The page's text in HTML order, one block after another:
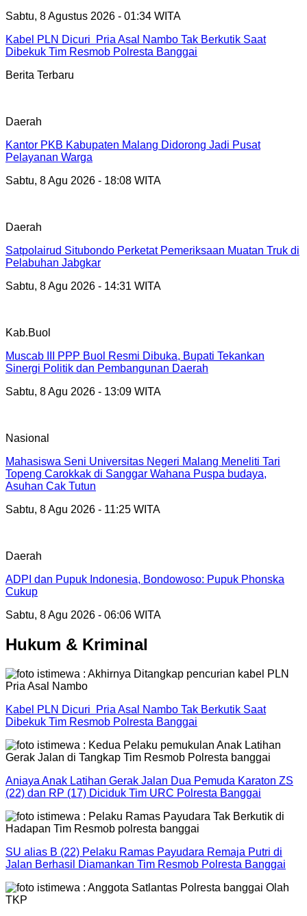
Sabtu, 8 Agustus 2026 - 01:34 WITA
Kabel PLN Dicuri Pria Asal Nambo Tak Berkutik Saat
Dibekuk Tim Resmob Polresta Banggai
Berita Terbaru
Daerah
Kantor PKB Kabupaten Malang Didorong Jadi Pusat
Pelayanan Warga
Sabtu, 8 Agu 2026 - 18:08 WITA
Daerah
Satpolairud Situbondo Perketat Pemeriksaan Muatan Truk di
Pelabuhan Jabgkar
Sabtu, 8 Agu 2026 - 14:31 WITA
Kab.Buol
Muscab III PPP Buol Resmi Dibuka, Bupati Tekankan
Sinergi Politik dan Pembangunan Daerah
Sabtu, 8 Agu 2026 - 13:09 WITA
Nasional
Mahasiswa Seni Universitas Negeri Malang Meneliti Tari
Topeng Carokkak di Sanggar Wahana Puspa budaya,
Asuhan Cak Tutun
Sabtu, 8 Agu 2026 - 11:25 WITA
Daerah
ADPI dan Pupuk Indonesia, Bondowoso: Pupuk Phonska
Cukup
Sabtu, 8 Agu 2026 - 06:06 WITA
Hukum & Kriminal
Kabel PLN Dicuri Pria Asal Nambo Tak Berkutik Saat
Dibekuk Tim Resmob Polresta Banggai
Aniaya Anak Latihan Gerak Jalan Dua Pemuda Karaton ZS
(22) dan RP (17) Diciduk Tim URC Polresta Banggai
SU alias B (22) Pelaku Ramas Payudara Remaja Putri di
Jalan Berhasil Diamankan Tim Resmob Polresta Banggai